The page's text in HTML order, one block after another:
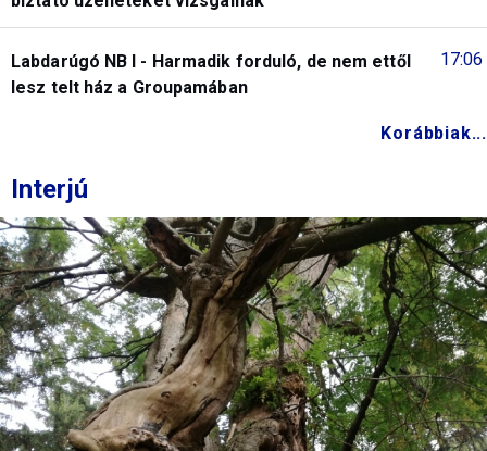
17:06
Labdarúgó NB I - Harmadik forduló, de nem ettől
lesz telt ház a Groupamában
Korábbiak...
Interjú